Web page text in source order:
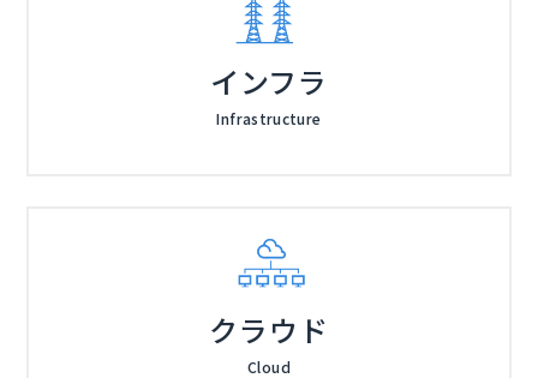
インフラ
Infrastructure
クラウド
Cloud